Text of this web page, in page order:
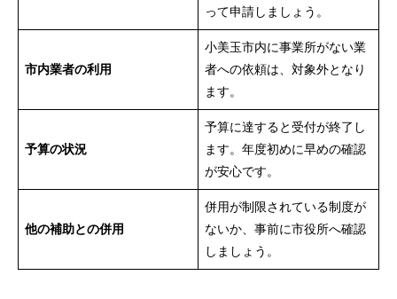
って申請しましょう。
市内業者の利用
小美玉市内に事業所がない業
者への依頼は、対象外となり
ます。
予算の状況
予算に達すると受付が終了し
ます。年度初めに早めの確認
が安心です。
他の補助との併用
併用が制限されている制度が
ないか、事前に市役所へ確認
しましょう。